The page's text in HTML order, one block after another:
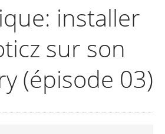
installer
sur son
(épisode 03)